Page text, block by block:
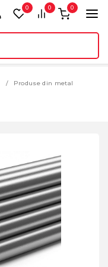
0 0 0
Produse din metal